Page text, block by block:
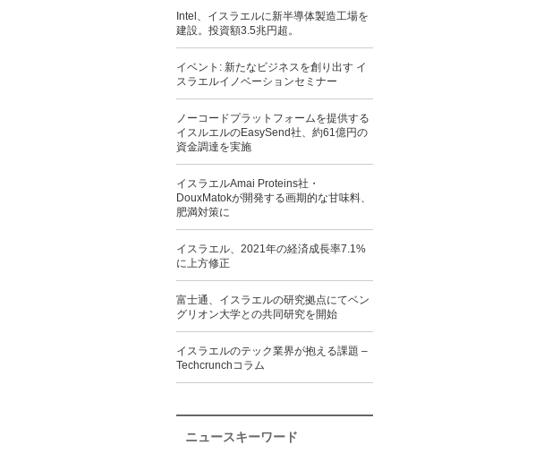
Intel、イスラエルに新半導体製造工場を
建設。投資額3.5兆円超。
イベント: 新たなビジネスを創り出す イ
スラエルイノベーションセミナー
ノーコードプラットフォームを提供する
イスルエルのEasySend社、約61億円の
資金調達を実施
イスラエルAmai Proteins社・
DouxMatokが開発する画期的な甘味料、
肥満対策に
イスラエル、2021年の経済成長率7.1%
に上方修正
富士通、イスラエルの研究拠点にてベン
グリオン大学との共同研究を開始
イスラエルのテック業界が抱える課題 –
Techcrunchコラム
ニュースキーワード